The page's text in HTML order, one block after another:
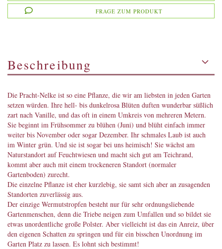
FRAGE ZUM PRODUKT
Beschreibung
Die Pracht-Nelke ist so eine Pflanze, die wir am liebsten in jeden Garten
setzen würden. Ihre hell- bis dunkelrosa Blüten duften wunderbar süßlich
zart nach Vanille, und das oft in einem Umkreis von mehreren Metern.
Sie beginnt im Frühsommer zu blühen (Juni) und blüht einfach immer
weiter bis November oder sogar Dezember. Ihr schmales Laub ist auch
im Winter grün. Und sie ist sogar bei uns heimisch! Sie wächst am
Naturstandort auf Feuchtwiesen und macht sich gut am Teichrand,
kommt aber auch mit einem trockeneren Standort (normaler
Gartenboden) zurecht.
Die einzelne Pflanze ist eher kurzlebig, sie samt sich aber an zusagenden
Standorten zuverlässig aus.
Der einzige Wermutstropfen besteht nur für sehr ordnungsliebende
Gartenmenschen, denn die Triebe neigen zum Umfallen und so bildet sie
etwas unordentliche große Polster. Aber vielleicht ist das ein Anreiz, über
den eigenen Schatten zu springen und für ein bisschen Unordnung im
Garten Platz zu lassen. Es lohnt sich bestimmt!